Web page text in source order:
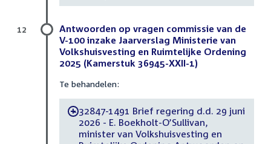
Antwoorden op vragen commissie van de
V-100 inzake Jaarverslag Ministerie van
Volkshuisvesting en Ruimtelijke Ordening
2025 (Kamerstuk 36945-XXII-1)
Te behandelen:
-32847-1491 Brief regering d.d. 29 juni
2026 - E. Boekholt-O’Sullivan,
minister van Volkshuisvesting en
12